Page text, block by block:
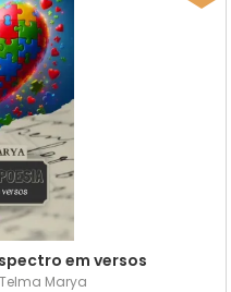
em versos
Marya